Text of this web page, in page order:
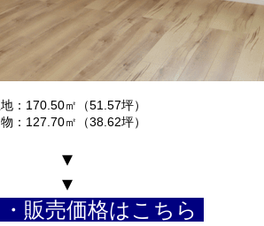
：170.50㎡（51.57坪）
：127.70㎡（38.62坪）
▾
▾
販売価格はこちら